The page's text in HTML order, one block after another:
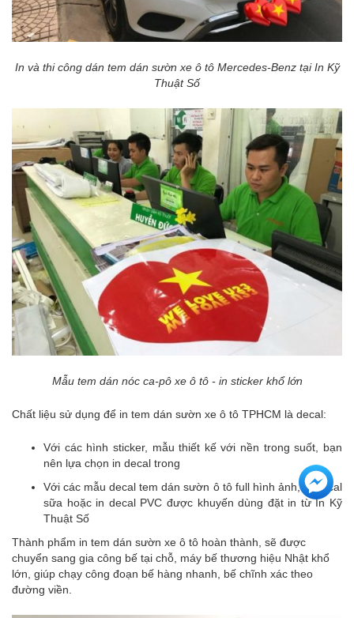
In và thi công dán tem dán sườn xe ô tô Mercedes-Benz tại In Kỹ
Thuật Số
Mẫu tem dán nóc ca-pô xe ô tô - in sticker khổ lớn
Chất liệu sử dụng để in tem dán sườn xe ô tô TPHCM là decal:
Với các hình sticker, mẫu thiết kế với nền trong suốt, bạn
nên lựa chọn in decal trong
Với các mẫu decal tem dán sườn ô tô full hình ảnh, in decal
sữa hoặc in decal PVC được khuyến dùng đặt in từ In Kỹ
Thuật Số
Thành phẩm in tem dán sườn xe ô tô hoàn thành, sẽ được
chuyển sang gia công bế tại chỗ, máy bế thương hiệu Nhật khổ
lớn, giúp chạy công đoạn bế hàng nhanh, bế chĩnh xác theo
đường viền.